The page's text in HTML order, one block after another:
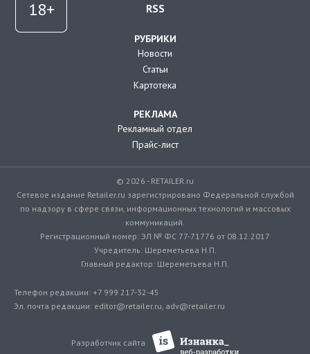
RSS
РУБРИКИ
Новости
Статьи
Картотека
РЕКЛАМА
Рекламный отдел
Прайс-лист
© 2026 - RETAILER.ru
Сетевое издание Retailer.ru зарегистрировано Федеральной службой
по надзору в сфере связи, информационных технологий и массовых
коммуникаций.
Регистрационный номер: ЭЛ № ФС 77-71776 от 08.12.2017
Учредитель: Шереметьева Н.П.
Главный редактор: Шереметьева Н.П.
Телефон редакции: +7 999 217-32-45
Эл. почта редакции: editor@retailer.ru, adv@retailer.ru
Разработчик сайта